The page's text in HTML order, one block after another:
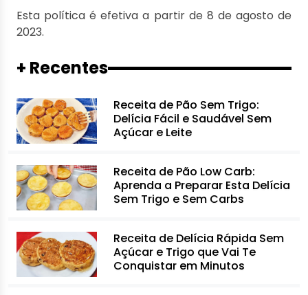
Esta política é efetiva a partir de 8 de agosto de
2023.
+ Recentes
Receita de Pão Sem Trigo:
Delícia Fácil e Saudável Sem
Açúcar e Leite
Receita de Pão Low Carb:
Aprenda a Preparar Esta Delícia
Sem Trigo e Sem Carbs
Receita de Delícia Rápida Sem
Açúcar e Trigo que Vai Te
Conquistar em Minutos